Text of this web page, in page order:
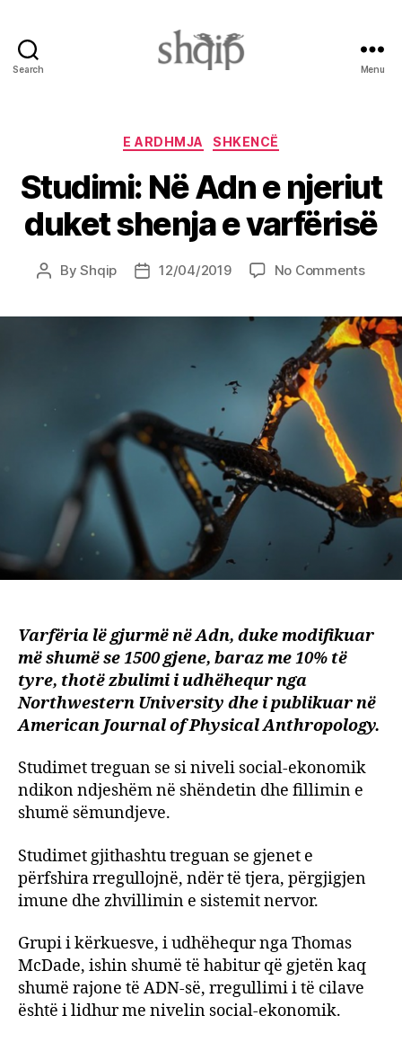
Search Menu
Categories
E ARDHMJA SHKENCË
Studimi: Në Adn e njeriut
duket shenja e varfërisë
PostByShqip
Post12/04/2019 No Commentson
Adn
e
duket
Varfëria lë gjurmë në Adn, duke modifikuar
më shumë se 1500 gjene, baraz me 10% të
tyre, thotë zbulimi i udhëhequr nga
Northwestern University dhe i publikuar në
American Journal of Physical Anthropology.
Studimet treguan se si niveli social-ekonomik
ndikon ndjeshëm në shëndetin dhe fillimin e
shumë sëmundjeve.
Studimet gjithashtu treguan se gjenet e
përfshira rregullojnë, ndër të tjera, përgjigjen
imune dhe zhvillimin e sistemit nervor.
Grupi i kërkuesve, i udhëhequr nga Thomas
McDade, ishin shumë të habitur që gjetën kaq
shumë rajone të ADN-së, rregullimi i të cilave
është i lidhur me nivelin social-ekonomik.